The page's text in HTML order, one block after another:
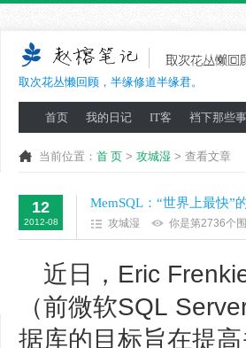
取次花丛懒回顾，半缘修道半缘君。
首页 我的日记 IT客 裆下那些事
当前位置： 首 页 > 攻城湿 > 查看文章
12
2012-08
MemSQL：“世界上最快”
攻城湿 你是第2736个
近日，Eric
（前微软SQL
据库的目标旨在提